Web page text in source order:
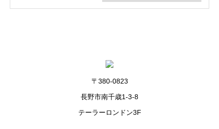
〒380-0823
長野市南千歳1-3-8
テーラーロンドン3F